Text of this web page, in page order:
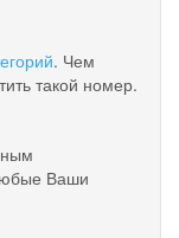
. Чем
такой номер.
Ваши